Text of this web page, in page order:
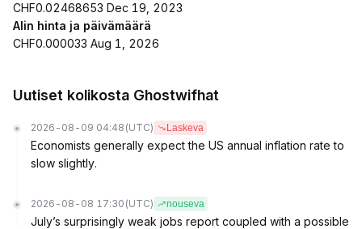
CHF0.02468653 Dec 19, 2023
Alin hinta ja päivämäärä
CHF0.000033 Aug 1, 2026
Uutiset kolikosta Ghostwifhat
2026-08-09 04:48 (UTC) Laskeva
Economists generally expect the US annual inflation rate to
slow slightly.
2026-08-08 17:30 (UTC) nouseva
July’s surprisingly weak jobs report coupled with a possible